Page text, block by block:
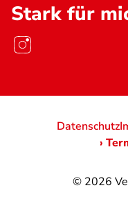
Stark für
© 2026
Datenschutz
›